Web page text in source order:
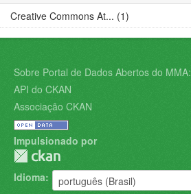
Creative Commons At... (1)
Sobre Portal de Dados Abertos do MMA:
API do CKAN
Associação CKAN
Impulsionado por
Idioma